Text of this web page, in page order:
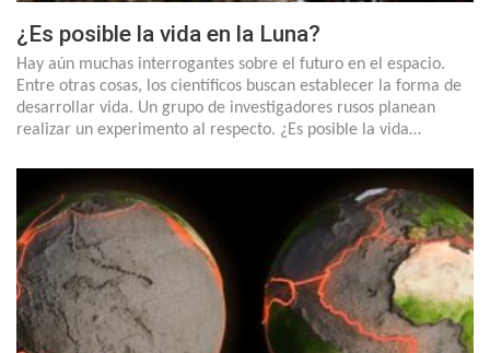
¿Es posible la vida en la Luna?
Hay aún muchas interrogantes sobre el futuro en el espacio.
Entre otras cosas, los científicos buscan establecer la forma de
desarrollar vida. Un grupo de investigadores rusos planean
realizar un experimento al respecto. ¿Es posible la vida…